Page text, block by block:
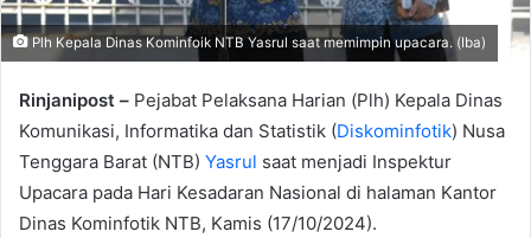
Plh Kepala Dinas Kominfoik NTB Yasrul saat memimpin upacara. (Iba)
Rinjanipost – Pejabat Pelaksana Harian (Plh) Kepala Dinas
Komunikasi, Informatika dan Statistik (Diskominfotik) Nusa
Tenggara Barat (NTB) Yasrul saat menjadi Inspektur
Upacara pada Hari Kesadaran Nasional di halaman Kantor
Dinas Kominfotik NTB, Kamis (17/10/2024).